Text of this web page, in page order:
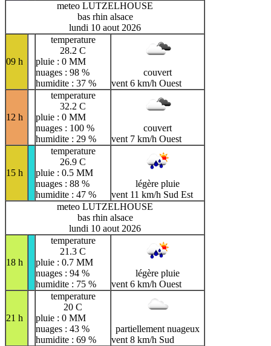
meteo LUTZELHOUSE
bas rhin alsace
lundi 10 aout 2026
09 h
temperature
28.2 C
pluie : 0 MM
nuages : 98 %
humidite : 37 %
couvert
vent 6 km/h Ouest
12 h
temperature
32.2 C
pluie : 0 MM
nuages : 100 %
humidite : 29 %
couvert
vent 7 km/h Ouest
15 h
temperature
26.9 C
pluie : 0.5 MM
nuages : 88 %
humidite : 47 %
légère pluie
vent 11 km/h Sud Est
meteo LUTZELHOUSE
bas rhin alsace
lundi 10 aout 2026
18 h
temperature
21.3 C
pluie : 0.7 MM
nuages : 94 %
humidite : 75 %
légère pluie
vent 6 km/h Ouest
21 h
temperature
20 C
pluie : 0 MM
nuages : 43 %
humidite : 69 %
partiellement nuageux
vent 8 km/h Sud